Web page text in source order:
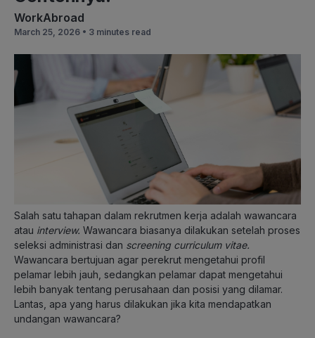
WorkAbroad
March 25, 2026 • 3 minutes read
Salah satu tahapan dalam rekrutmen kerja adalah wawancara
atau interview. Wawancara biasanya dilakukan setelah proses
seleksi administrasi dan screening curriculum vitae.
Wawancara bertujuan agar perekrut mengetahui profil
pelamar lebih jauh, sedangkan pelamar dapat mengetahui
lebih banyak tentang perusahaan dan posisi yang dilamar.
Lantas, apa yang harus dilakukan jika kita mendapatkan
undangan wawancara?